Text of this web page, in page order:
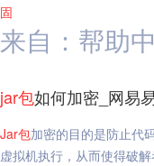
固
来自：帮助
jar包如何加密_网易
Jar包加密的目的是防止代
虚拟机执行，从而使得破